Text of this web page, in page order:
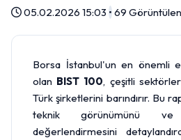
05.02.2026 15:03 •69
Borsa İstanbul'un en önemli
olan BIST 100, çeşitli
Türk şirketlerini barındırır. Bu
teknik görünümünü
değerlendirmesini